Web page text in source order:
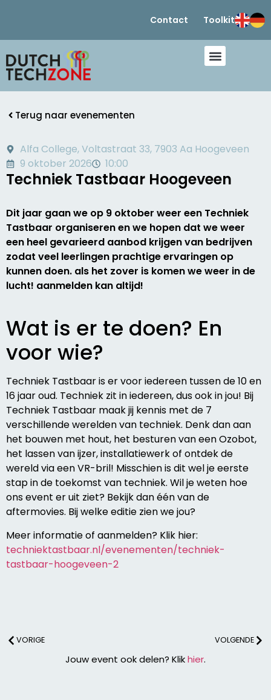
Contact Toolkit
Terug naar evenementen
Alfa College, Voltastraat 33, 7903 Aa Hoogeveen
9 oktober 2026
10:00
Techniek Tastbaar Hoogeveen
Dit jaar gaan we op 9 oktober weer een Techniek
Tastbaar organiseren en we hopen dat we weer
een heel gevarieerd aanbod krijgen van bedrijven
zodat veel leerlingen prachtige ervaringen op
kunnen doen. als het zover is komen we weer in de
lucht! aanmelden kan altijd!
Wat is er te doen? En
voor wie?
Techniek Tastbaar is er voor iedereen tussen de 10 en
16 jaar oud. Techniek zit in iedereen, dus ook in jou! Bij
Techniek Tastbaar maak jij kennis met de 7
verschillende werelden van techniek. Denk dan aan
het bouwen met hout, het besturen van een Ozobot,
het lassen van ijzer, installatiewerk of ontdek de
wereld via een VR-bril! Misschien is dit wel je eerste
stap in de toekomst van techniek. Wil je weten hoe
ons event er uit ziet? Bekijk dan één van de
aftermovies. Bij welke editie zien we jou?
Meer informatie of aanmelden? Klik hier:
techniektastbaar.nl/evenementen/techniek-
tastbaar-hoogeveen-2
VORIGE VOLGENDE
Jouw event ook delen? Klikhier.